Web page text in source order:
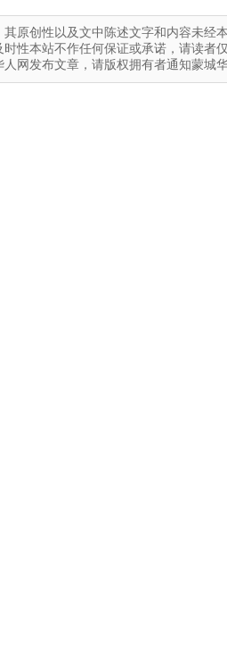
原创性以及文中陈述文字和内容未经
性本站不作任何保证或承诺，请读者
网发布文章，请版权拥有者通知蒙城华